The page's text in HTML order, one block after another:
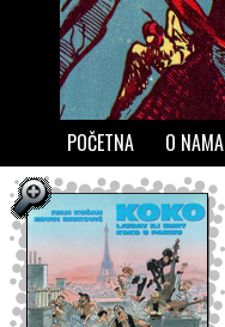
POČETNA O NAMA